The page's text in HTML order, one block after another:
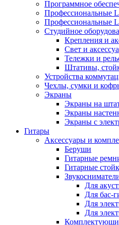
Программное
Профессиональные
Профессиональные
Студийное
Крепления и
Свет и
Тележки и
Штативы,
Устройства
Чехлы, сумки и
Экраны
Экраны на
Экраны
Экраны с
Гитары
Аксессуары и
Беруши
Гитарные
Гитарные
Для
Для бас-
Для
Для